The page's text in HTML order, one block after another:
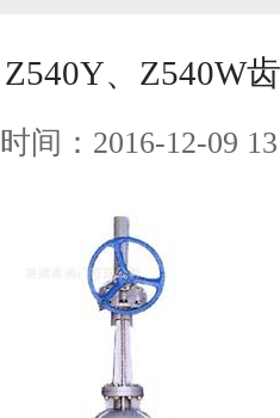
、Z540W
间： 2016-12-09